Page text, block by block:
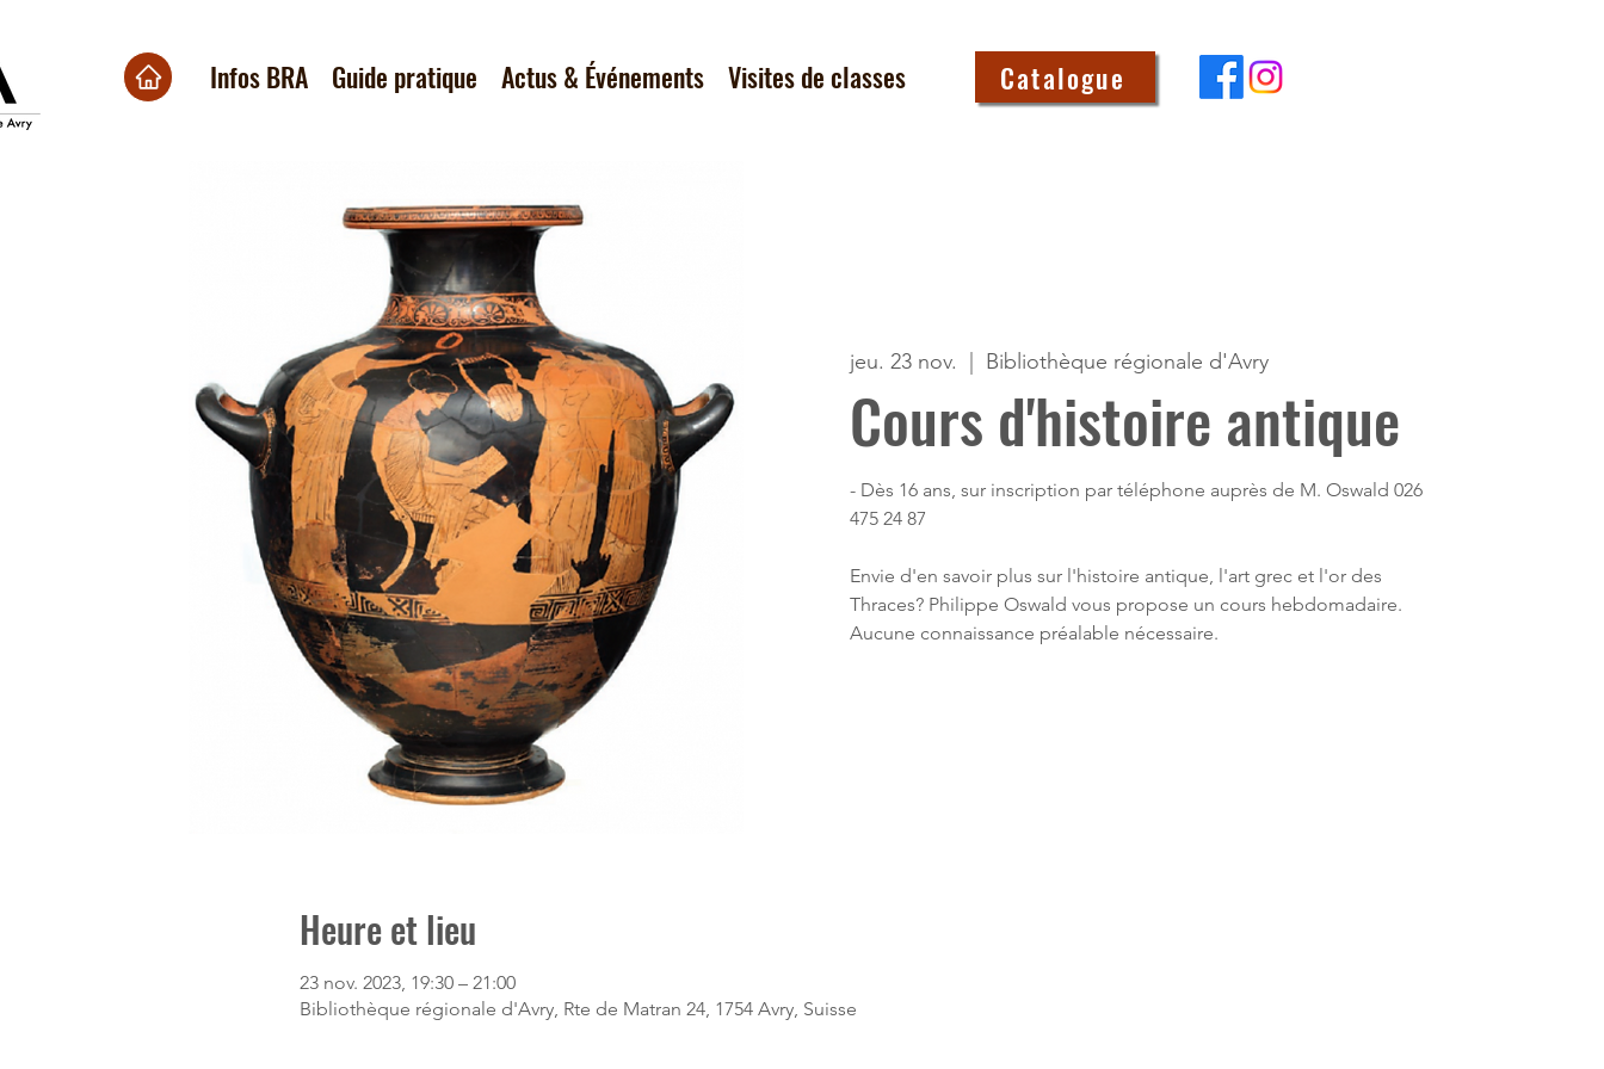
Infos BRA Guide pratique Actus & Événements Visites de classes Catalogue
jeu. 23 nov. Bibliothèque régionale d'Avry
Cours d'histoire antique
- Dès 16 ans, sur inscription par téléphone auprès de M. Oswald 026
475 24 87
Envie d'en savoir plus sur l'histoire antique, l'art grec et l'or des
Thraces? Philippe Oswald vous propose un cours hebdomadaire.
Aucune connaissance préalable nécessaire.
Heure et lieu
23 nov. 2023, 19:30 – 21:00
Bibliothèque régionale d'Avry, Rte de Matran 24, 1754 Avry, Suisse